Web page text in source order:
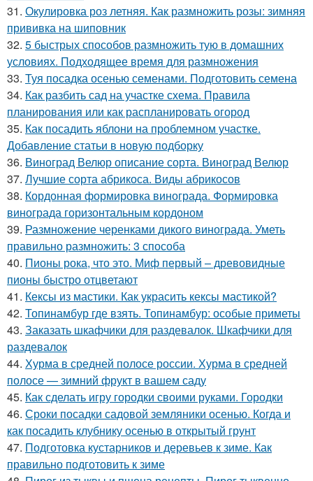
31. Окулировка роз летняя. Как размножить розы: зимняя
прививка на шиповник
32. 5 быстрых способов размножить тую в домашних
условиях. Подходящее время для размножения
33. Туя посадка осенью семенами. Подготовить семена
34. Как разбить сад на участке схема. Правила
планирования или как распланировать огород
35. Как посадить яблони на проблемном участке.
Добавление статьи в новую подборку
36. Виноград Велюр описание сорта. Виноград Велюр
37. Лучшие сорта абрикоса. Виды абрикосов
38. Кордонная формировка винограда. Формировка
винограда горизонтальным кордоном
39. Размножение черенками дикого винограда. Уметь
правильно размножить: 3 способа
40. Пионы рока, что это. Миф первый – древовидные
пионы быстро отцветают
41. Кексы из мастики. Как украсить кексы мастикой?
42. Топинамбур где взять. Топинамбур: особые приметы
43. Заказать шкафчики для раздевалок. Шкафчики для
раздевалок
44. Хурма в средней полосе россии. Хурма в средней
полосе — зимний фрукт в вашем саду
45. Как сделать игру городки своими руками. Городки
46. Сроки посадки садовой земляники осенью. Когда и
как посадить клубнику осенью в открытый грунт
47. Подготовка кустарников и деревьев к зиме. Как
правильно подготовить к зиме